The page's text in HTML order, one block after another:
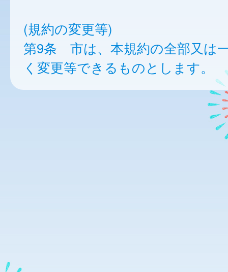
(規約の変更等)
第9条 市は、本規約の全部又は
く変更等できるものとします。